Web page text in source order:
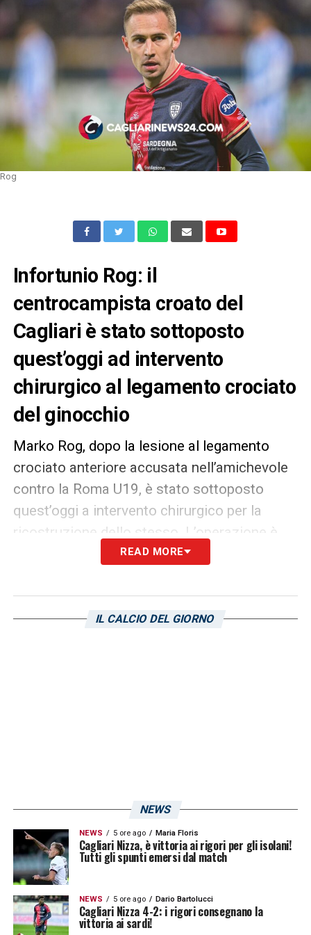
Rog
Infortunio Rog: il
centrocampista croato del
Cagliari è stato sottoposto
quest’oggi ad intervento
chirurgico al legamento crociato
del ginocchio
Marko Rog, dopo la lesione al legamento
crociato anteriore accusata nell’amichevole
contro la Roma U19, è stato sottoposto
quest’oggi a intervento chirurgico per la
ricostruzione dello stesso. L’operazione è
stata effettuata presso la clinica Villa Stuart,
perfettamente.
READ MORE
IL CALCIO DEL GIORNO
NEWS
NEWS 5 ore ago Maria Floris
Cagliari Nizza, è vittoria ai rigori per gli isolani!
Tutti gli spunti emersi dal match
NEWS 5 ore ago Dario Bartolucci
Cagliari Nizza 4-2: i rigori consegnano la
vittoria ai sardi!